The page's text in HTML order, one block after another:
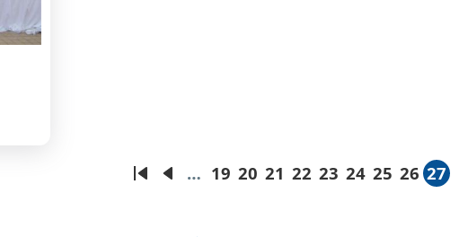
FirstPrevious
…
頁
19
頁
20
頁
21
頁
22
頁
23
頁
24
頁
25
頁
26
目
27